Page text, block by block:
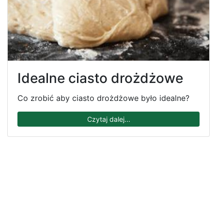
Idealne ciasto drożdżowe
Co zrobić aby ciasto drożdżowe było idealne?
Czytaj dalej...